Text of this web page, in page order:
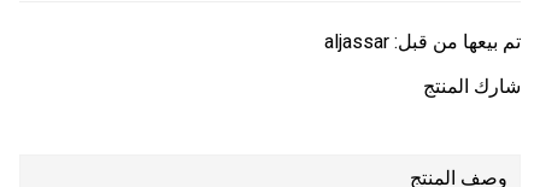
تم بيعها من قبل: aljassar
شارك المنتج
وصف المنتج